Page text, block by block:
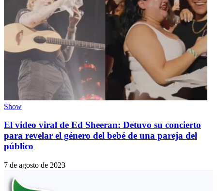
Show
El video viral de Ed Sheeran: Detuvo su concierto
para revelar el género del bebé de una pareja del
público
7 de agosto de 2023